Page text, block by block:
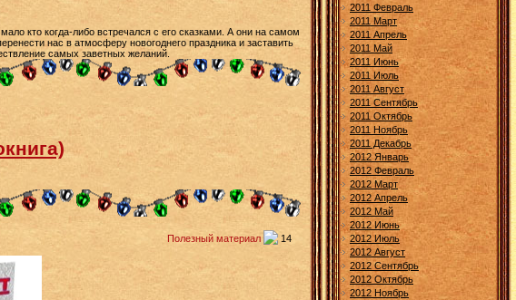
кто когда-либо встречался с его сказками. А они на самом
нас в атмосферу новогоднего праздника и заставить
самых заветных желаний.
Полезный материал 14
2011 Февраль
2011 Март
2011 Апрель
2011 Май
2011 Июнь
2011 Июль
2011 Август
2011 Сентябрь
2011 Октябрь
2011 Ноябрь
2011 Декабрь
2012 Январь
2012 Февраль
2012 Март
2012 Апрель
2012 Май
2012 Июнь
2012 Июль
2012 Август
2012 Сентябрь
2012 Октябрь
2012 Ноябрь